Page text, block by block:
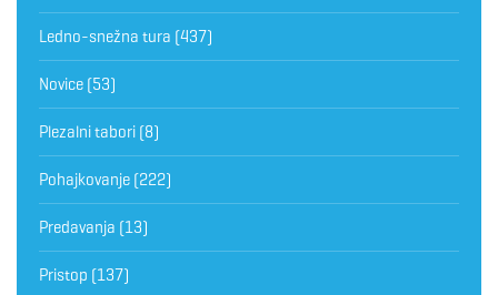
Ledno-snežna tura (437)
Novice (53)
Plezalni tabori (8)
Pohajkovanje (222)
Predavanja (13)
Pristop (137)